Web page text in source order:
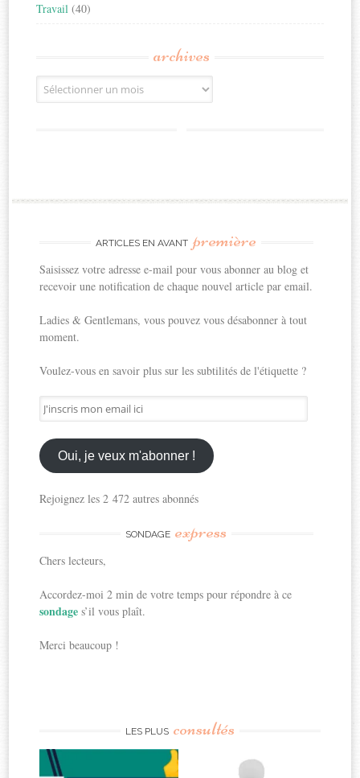
Travail (40)
archives
Archives
ARTICLES EN AVANT première
Saisissez votre adresse e-mail pour vous abonner au blog et
recevoir une notification de chaque nouvel article par email.
Ladies & Gentlemans, vous pouvez vous désabonner à tout
moment.
Voulez-vous en savoir plus sur les subtilités de l'étiquette ?
J'inscris
mon
email
ici
Oui, je veux m'abonner !
Rejoignez les 2 472 autres abonnés
SONDAGE express
Chers lecteurs,
Accordez-moi 2 min de votre temps pour répondre à ce
sondages’il vous plaît.
Merci beaucoup !
LES PLUS consultés